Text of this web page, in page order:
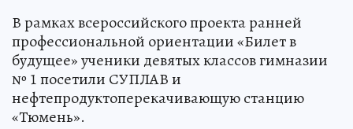
В рамках всероссийского проекта ранней
профессиональной ориентации «Билет в
будущее» ученики девятых классов гимназии
№ 1 посетили СУПЛАВ и
нефтепродуктоперекачивающую станцию
«Тюмень».